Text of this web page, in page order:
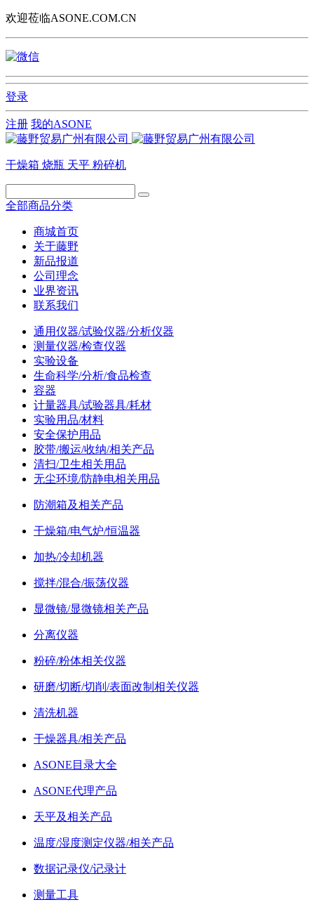
欢迎莅临ASONE.COM.CN
登录
注册 我的ASONE
干燥箱 烧瓶 天平 粉碎机
全部商品分类
商城首页
关于藤野
新品报道
公司理念
业界资讯
联系我们
通用仪器/试验仪器/分析仪器
测量仪器/检查仪器
实验设备
生命科学/分析/食品检查
容器
计量器具/试验器具/耗材
实验用品/材料
安全保护用品
胶带/搬运/收纳/相关产品
清扫/卫生相关用品
无尘环境/防静电相关用品
防潮箱及相关产品
干燥箱/电气炉/恒温器
加热/冷却机器
搅拌/混合/振荡仪器
显微镜/显微镜相关产品
分离仪器
粉碎/粉体相关仪器
研磨/切断/切削/表面改制相关仪器
清洗机器
干燥器具/相关产品
ASONE目录大全
ASONE代理产品
天平及相关产品
温度/湿度测定仪器/相关产品
数据记录仪/记录计
测量工具